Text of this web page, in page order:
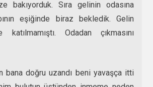
bakıyorduk. Sıra gelinin odasına
eşiğinde biraz bekledik. Gelin
Odadan çıkmasını
bana doğru uzandı beni yavaşça itti